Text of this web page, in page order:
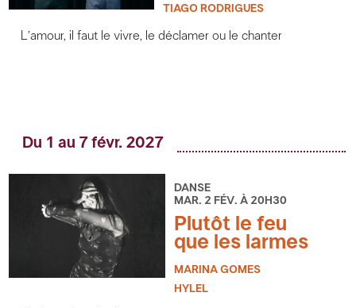
TIAGO RODRIGUES
L’amour, il faut le vivre, le déclamer ou le chanter
Du 1 au 7 févr. 2027
DANSE
MAR. 2 FÉV. À 20H30
Plutôt le feu
que les larmes
MARINA GOMES
HYLEL